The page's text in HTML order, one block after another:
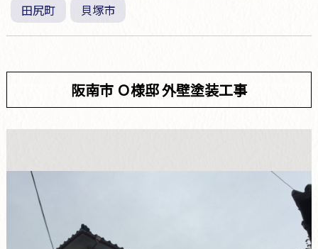
田尻町
貝塚市
阪南市 Ｏ様邸 外壁塗装工事